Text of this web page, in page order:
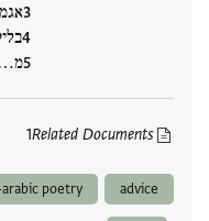
מ‮…
Related Documents
1
advice
poetry